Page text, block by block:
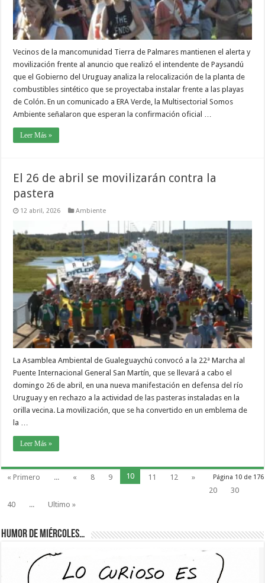
Vecinos de la mancomunidad Tierra de Palmares mantienen el alerta y
movilización frente al anuncio que realizó el intendente de Paysandú
que el Gobierno del Uruguay analiza la relocalización de la planta de
combustibles sintético que se proyectaba instalar frente a las playas
de Colón. En un comunicado a ERA Verde, la Multisectorial Somos
Ambiente señalaron que esperan la confirmación oficial …
Leer Más »
El 26 de abril se movilizarán contra la
pastera
12 abril, 2026 Ambiente
La Asamblea Ambiental de Gualeguaychú convocó a la 22ª Marcha al
Puente Internacional General San Martín, que se llevará a cabo el
domingo 26 de abril, en una nueva manifestación en defensa del río
Uruguay y en rechazo a la actividad de las pasteras instaladas en la
orilla vecina. La movilización, que se ha convertido en un emblema de
la …
Leer Más »
Página 10 de 176
« Primero ... « 8 9 10 11 12
»
20
30
40
... Ultimo »
Humor de Miércoles…